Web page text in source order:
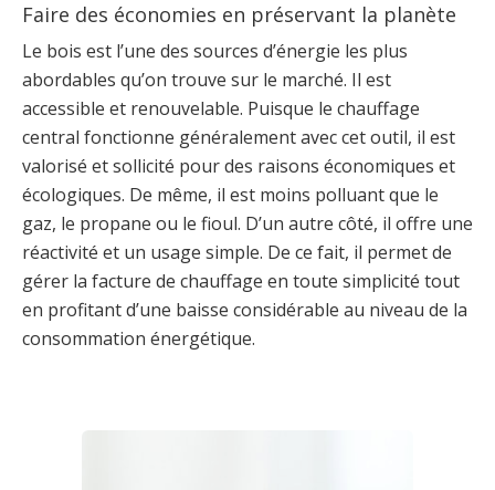
Faire des économies en préservant la planète
Le bois est l’une des sources d’énergie les plus
abordables qu’on trouve sur le marché. Il est
accessible et renouvelable. Puisque le chauffage
central fonctionne généralement avec cet outil, il est
valorisé et sollicité pour des raisons économiques et
écologiques. De même, il est moins polluant que le
gaz, le propane ou le fioul. D’un autre côté, il offre une
réactivité et un usage simple. De ce fait, il permet de
gérer la facture de chauffage en toute simplicité tout
en profitant d’une baisse considérable au niveau de la
consommation énergétique.